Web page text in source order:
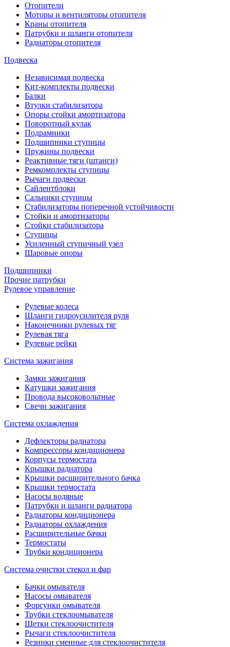
Отопители
Моторы и вентиляторы отопителя
Краны отопителя
Патрубки и шланги отопителя
Радиаторы отопителя
Подвеска
Независимая подвеска
Кит-комплекты подвески
Балки
Втулки стабилизатора
Опоры стойки амортизатора
Поворотный кулак
Подрамники
Подшипники ступицы
Пружины подвески
Реактивные тяги (штанги)
Ремкомплекты ступицы
Рычаги подвески
Сайлентблоки
Сальники ступицы
Стабилизаторы поперечной устойчивости
Стойки и амортизаторы
Стойки стабилизатора
Ступицы
Усиленный ступичный узел
Шаровые опоры
Подшипники
Прочие патрубки
Рулевое управление
Рулевые колеса
Шланги гидроусилителя руля
Наконечники рулевых тяг
Рулевая тяга
Рулевые рейки
Система зажигания
Замки зажигания
Катушки зажигания
Провода высоковольтные
Свечи зажигания
Система охлаждения
Дефлекторы радиатора
Компрессоры кондиционера
Корпусы термостата
Крышки радиатора
Крышки расширительного бачка
Крышки термостата
Насосы водяные
Патрубки и шланги радиатора
Радиаторы кондиционера
Радиаторы охлаждения
Расширительные бачки
Термостаты
Трубки кондиционера
Система очистки стекол и фар
Бачки омывателя
Насосы омывателя
Форсунки омывателя
Трубки стеклоомывателя
Щетки стеклоочистителя
Рычаги стеклоочистителя
Резинки сменные для стеклоочистителя